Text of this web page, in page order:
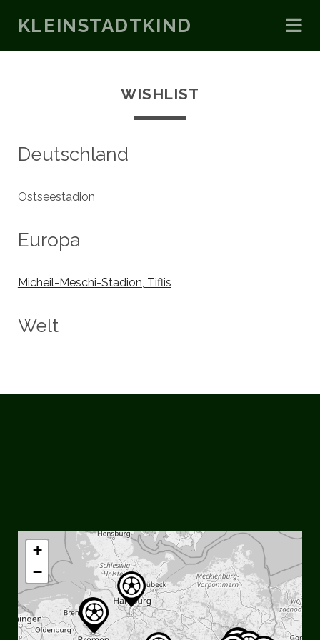
KLEINSTADTKIND
WISHLIST
Deutschland
Ostseestadion
Europa
Micheil-Meschi-Stadion, Tiflis
Welt
+
−